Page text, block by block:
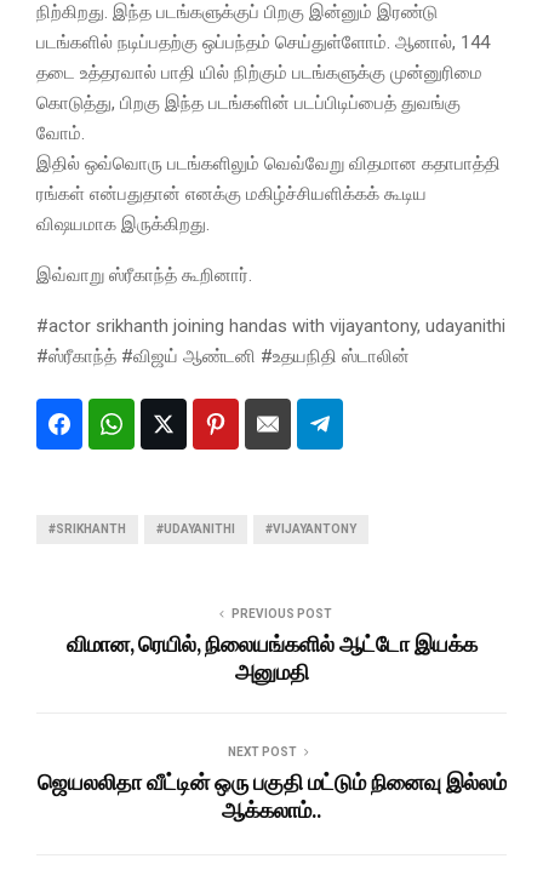
நிற்கிறது. இந்த படங்களுக்குப் பிறகு இன்னும் இரண்டு
படங்களில் நடிப்பதற்கு ஒப்பந்தம் செய்துள்ளோம். ஆனால், 144
தடை உத்தரவால் பாதி யில் நிற்கும் படங்களுக்கு முன்னுரிமை
கொடுத்து, பிறகு இந்த படங்களின் படப்பிடிப்பைத் துவங்கு
வோம்.
இதில் ஒவ்வொரு படங்களிலும் வெவ்வேறு விதமான கதாபாத்தி
ரங்கள் என்பதுதான் எனக்கு மகிழ்ச்சியளிக்கக் கூடிய
விஷயமாக இருக்கிறது.
இவ்வாறு ஸ்ரீகாந்த் கூறினார்.
#actor srikhanth joining handas with vijayantony, udayanithi
#ஸ்ரீகாந்த் #விஜய் ஆண்டனி #உதயநிதி ஸ்டாலின்
#SRIKHANTH #UDAYANITHI #VIJAYANTONY
PREVIOUS POST
விமான, ரெயில், நிலையங்களில் ஆட்டோ இயக்க
அனுமதி
NEXT POST
ஜெயலலிதா வீட்டின் ஒரு பகுதி மட்டும் நினைவு இல்லம்
ஆக்கலாம்..